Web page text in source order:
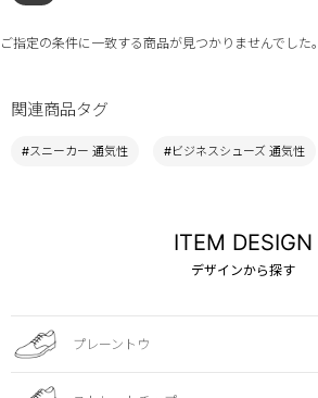
ご指定の条件に一致する商品が見つかりませんでした。
関連商品タグ
#スニーカー 通気性 #ビジネスシューズ 通気性
ITEM DESIGN
デザインから探す
プレーントウ